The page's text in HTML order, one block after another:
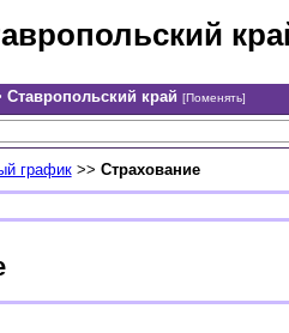
Ставропольский край [Поменять]
график>> Страхование